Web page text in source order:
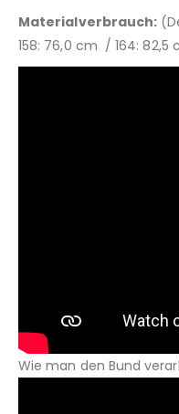
Materialverbrauch:
158: 76,0 cm / 164: 82,5
Wie man den Bund